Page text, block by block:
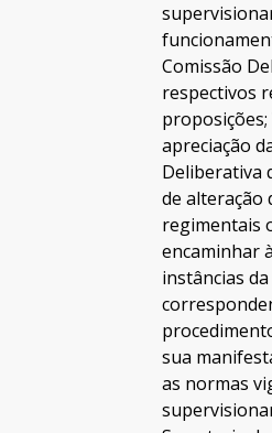
Comissão
respectivos
apreciação
Deliberativa
de alteração
regimentais
encaminhar
instâncias da
sua
as normas